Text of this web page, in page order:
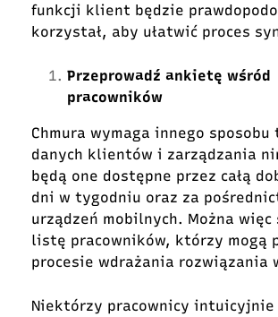
funkcji klient będzie
korzystał, aby ułatwić proces
Przeprowadź ankietę wśród
pracowników
Chmura wymaga innego
danych klientów i zarządzania
będą one dostępne przez całą
dni w tygodniu oraz za
urządzeń mobilnych. Można
listę pracowników, którzy mogą
procesie wdrażania rozwiązania
Niektórzy pracownicy intuicyjnie